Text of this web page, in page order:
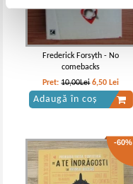
Frederick Forsyth - No
comebacks
Pret:10,00Lei 6,50 Lei
Adaugă în coș
-60%